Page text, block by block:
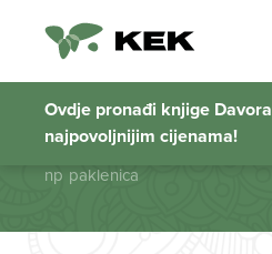
Ovdje pronađi knjige
najpovoljnijim cijenama!
np
Početna stranica
np paklenica